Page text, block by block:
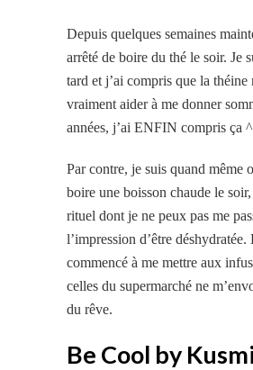
Depuis quelques semaines
arrêté de boire du thé le soir. Je
tard et j’ai compris que la théine
vraiment aider à me donner
années, j’ai ENFIN compris ça
Par contre, je suis quand même
boire une boisson chaude le
rituel dont je ne peux pas me
l’impression d’être déshydratée.
commencé à me mettre aux
celles du supermarché ne
du rêve.
Be Cool by